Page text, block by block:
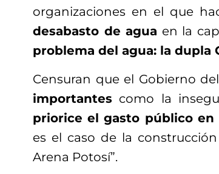
organizaciones en el que
desabasto de agua en la
problema del agua: la dupla
Censuran que el Gobierno
importantes como la
priorice el gasto público en
es el caso de la
Arena Potosí”.